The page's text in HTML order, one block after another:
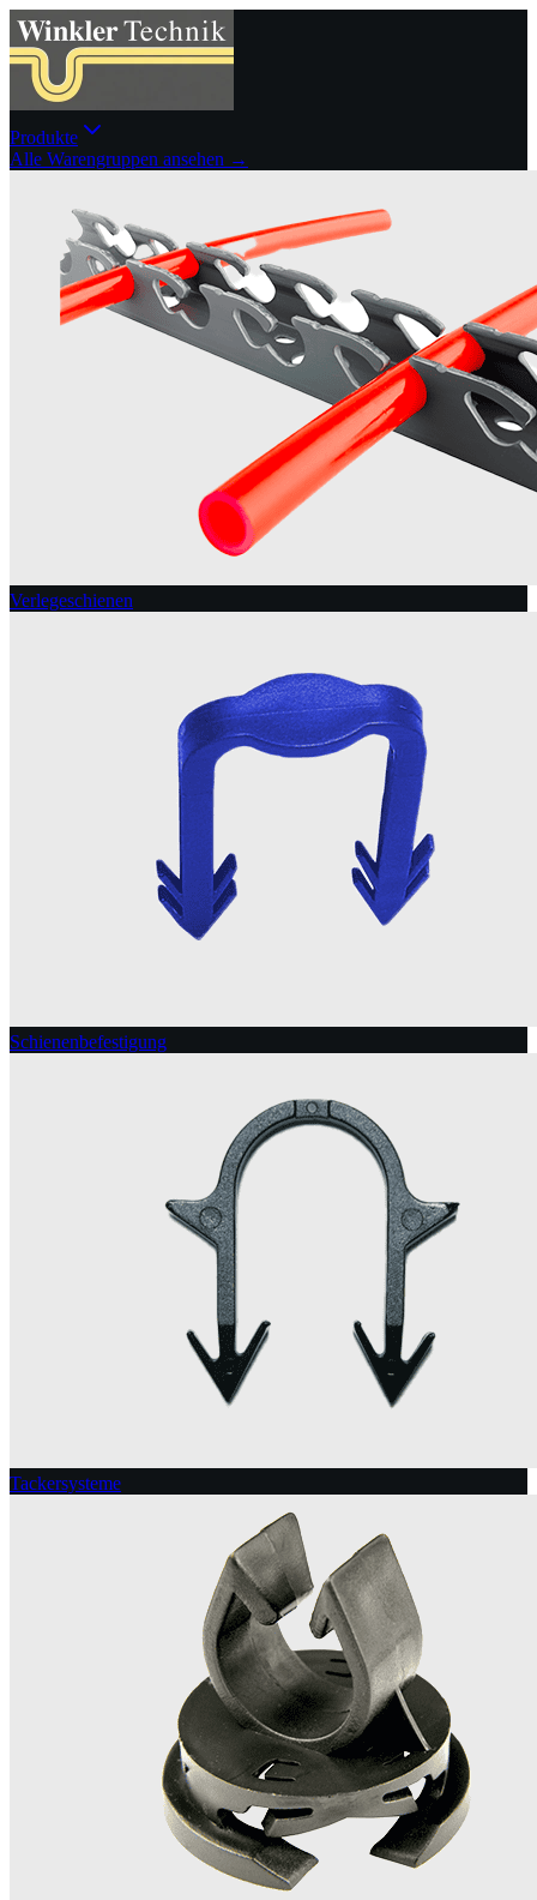
Produkte
Alle Warengruppen ansehen →
Verlegeschienen
Schienenbefestigung
Tackersysteme